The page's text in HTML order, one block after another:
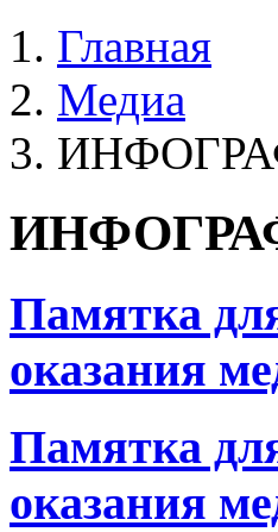
Главная
Медиа
Памятка
оказания
Памятка
оказания